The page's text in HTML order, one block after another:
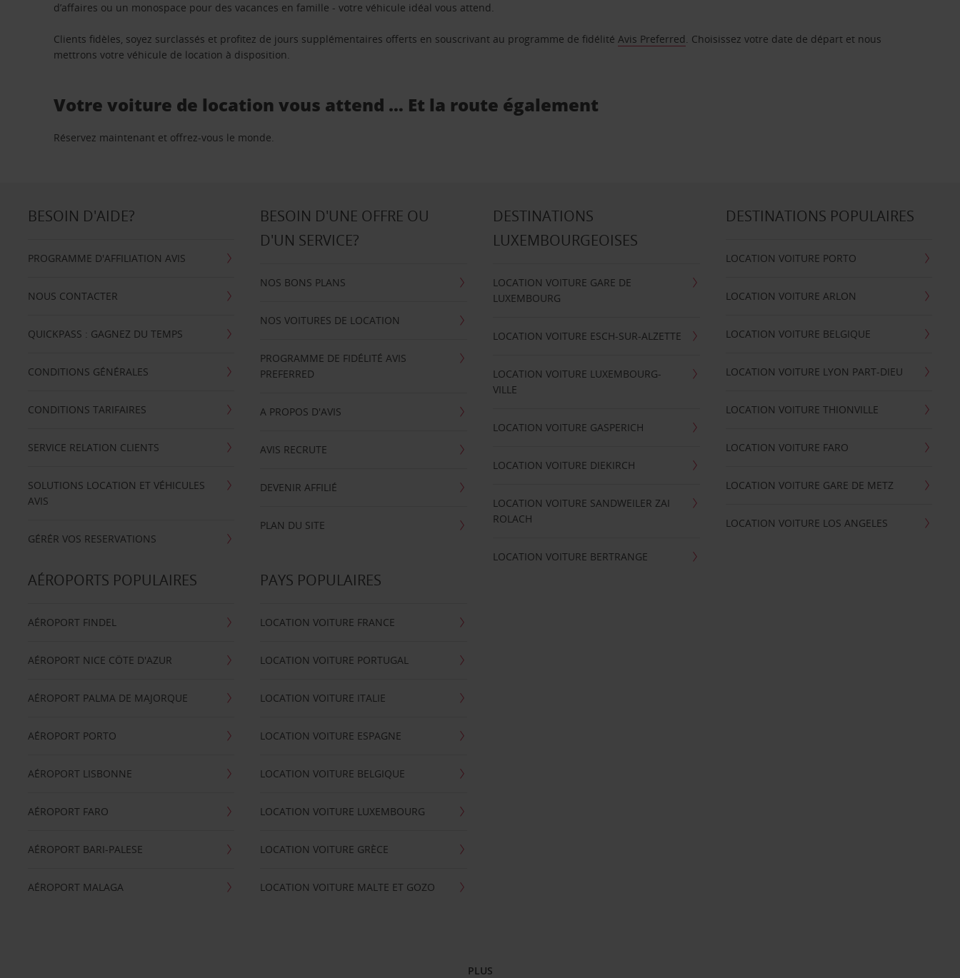
d’affaires ou un monospace pour des vacances en famille - votre véhicule idéal vous attend.
Clients fidèles, soyez surclassés et profitez de jours supplémentaires offerts en souscrivant au programme de fidélitéAvis Preferred. Choisissez votre date de départ et nous
mettrons votre véhicule de location à disposition.
Votre voiture de location vous attend … Et la route également
Réservez maintenant et offrez-vous le monde.
BESOIN D'AIDE?
PROGRAMME D'AFFILIATION AVIS
NOUS CONTACTER
QUICKPASS : GAGNEZ DU TEMPS
CONDITIONS GÉNÉRALES
CONDITIONS TARIFAIRES
SERVICE RELATION CLIENTS
SOLUTIONS LOCATION ET VÉHICULES
AVIS
GÉRÉR VOS RESERVATIONS
BESOIN D'UNE OFFRE OU
D'UN SERVICE?
NOS BONS PLANS
NOS VOITURES DE LOCATION
PROGRAMME DE FIDÉLITÉ AVIS
PREFERRED
A PROPOS D'AVIS
AVIS RECRUTE
DEVENIR AFFILIÉ
PLAN DU SITE
DESTINATIONS
LUXEMBOURGEOISES
LOCATION VOITURE GARE DE
LUXEMBOURG
LOCATION VOITURE ESCH-SUR-ALZETTE
LOCATION VOITURE LUXEMBOURG-
VILLE
LOCATION VOITURE GASPERICH
LOCATION VOITURE DIEKIRCH
LOCATION VOITURE SANDWEILER ZAI
ROLACH
LOCATION VOITURE BERTRANGE
DESTINATIONS POPULAIRES
LOCATION VOITURE PORTO
LOCATION VOITURE ARLON
LOCATION VOITURE BELGIQUE
LOCATION VOITURE LYON PART-DIEU
LOCATION VOITURE THIONVILLE
LOCATION VOITURE FARO
LOCATION VOITURE GARE DE METZ
LOCATION VOITURE LOS ANGELES
AÉROPORTS POPULAIRES
AÉROPORT FINDEL
AÉROPORT NICE CÖTE D'AZUR
AÉROPORT PALMA DE MAJORQUE
AÉROPORT PORTO
AÉROPORT LISBONNE
AÉROPORT FARO
AÉROPORT BARI-PALESE
AÉROPORT MALAGA
PAYS POPULAIRES
LOCATION VOITURE FRANCE
LOCATION VOITURE PORTUGAL
LOCATION VOITURE ITALIE
LOCATION VOITURE ESPAGNE
LOCATION VOITURE BELGIQUE
LOCATION VOITURE LUXEMBOURG
LOCATION VOITURE GRÈCE
LOCATION VOITURE MALTE ET GOZO
PLUS